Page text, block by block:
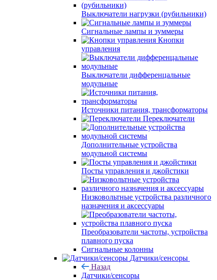
Выключатели нагрузки (рубильники)
Сигнальные лампы и зуммеры
Кнопки
управления
Выключатели дифференцальные
модульные
Источники питания, трансформаторы
Переключатели
Дополнительные устройства
модульной системы
Посты управления и джойстики
Низковольтные устройства различного
назначения и аксессуары
Преобразователи частоты, устройства
плавного пуска
Сигнальные колонны
Датчики/сенсоры
Назад
Датчики/сенсоры